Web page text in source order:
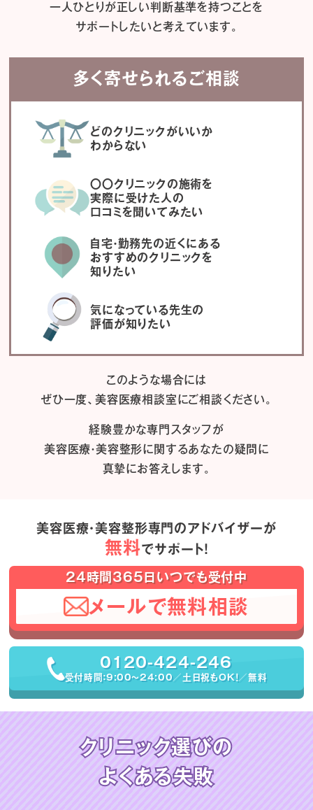
一人ひとりが正しい判断基準を持つことを
サポートしたいと考えています。
多く寄せられるご相談
どのクリニックがいいか
わからない
〇〇クリニックの施術を
実際に受けた人の
口コミを聞いてみたい
自宅・勤務先の近くにある
おすすめのクリニックを
知りたい
気になっている先生の
評価が知りたい
このような場合には
ぜひ一度、美容医療相談室にご相談ください。
経験豊かな専門スタッフが
美容医療・美容整形に関するあなたの疑問に
真摯にお答えします。
美容医療・美容整形専門のアドバイザーが
無料でサポート！
24時間365日いつでも受付中
メールで無料相談
0120-424-246
受付時間：9:00〜24:00／土日祝もOK！／無料
クリニック選びの
よくある失敗